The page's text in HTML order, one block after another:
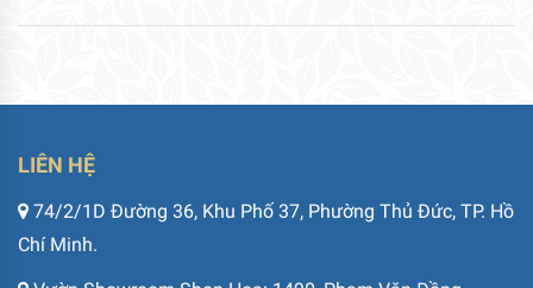
LIÊN HỆ
74/2/1D Đường 36, Khu Phố 37, Phường Thủ Đức, TP. Hồ
Chí Minh.